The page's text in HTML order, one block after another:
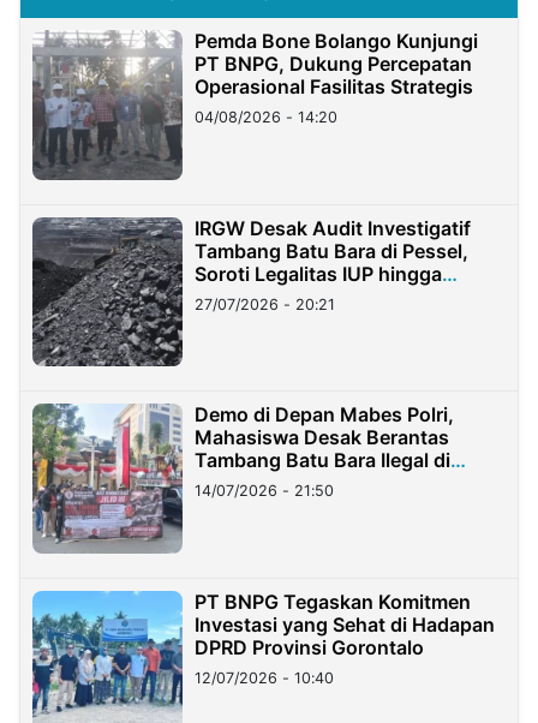
Pemda Bone Bolango Kunjungi
PT BNPG, Dukung Percepatan
Operasional Fasilitas Strategis
04/08/2026 - 14:20
IRGW Desak Audit Investigatif
Tambang Batu Bara di Pessel,
Soroti Legalitas IUP hingga
Stockpile
27/07/2026 - 20:21
Demo di Depan Mabes Polri,
Mahasiswa Desak Berantas
Tambang Batu Bara Ilegal di
Lampung
14/07/2026 - 21:50
PT BNPG Tegaskan Komitmen
Investasi yang Sehat di Hadapan
DPRD Provinsi Gorontalo
12/07/2026 - 10:40